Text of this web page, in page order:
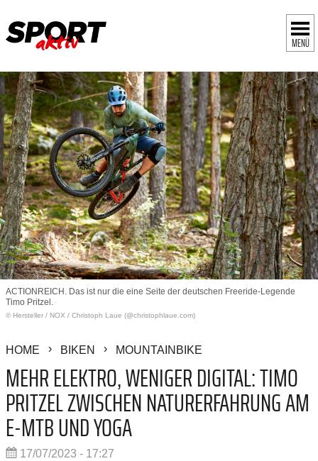
MENÜ
ACTIONREICH. Das ist nur die eine Seite der deutschen Freeride-Legende
Timo Pritzel.
© Hersteller / NOX / Christoph Laue (@christophlaue.com)
HOME BIKEN MOUNTAINBIKE
MEHR ELEKTRO, WENIGER DIGITAL: TIMO
PRITZEL ZWISCHEN NATURERFAHRUNG AM
E-MTB UND YOGA
17/07/2023 - 17:27